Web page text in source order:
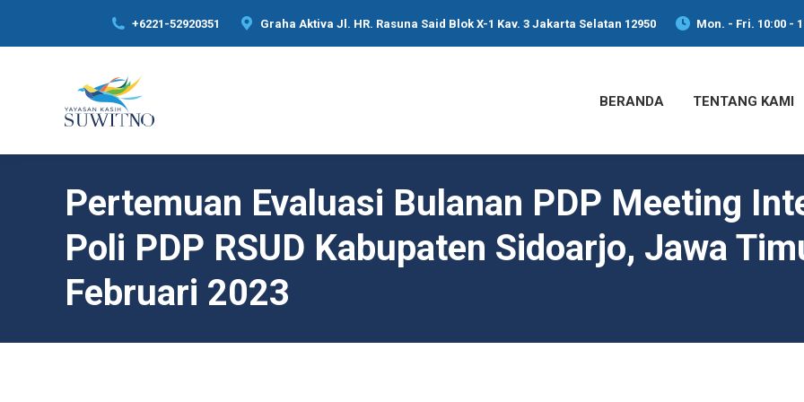
+6221-52920351 Graha Aktiva Jl. HR. Rasuna Said Blok X-1 Kav. 3 Jakarta Selatan 12950 Mon. - Fri. 10:00 -
BERANDA TENTANG KAMI
Pertemuan Evaluasi Bulanan PDP Meeting
Poli PDP RSUD Kabupaten Sidoarjo, Jawa
Februari 2023